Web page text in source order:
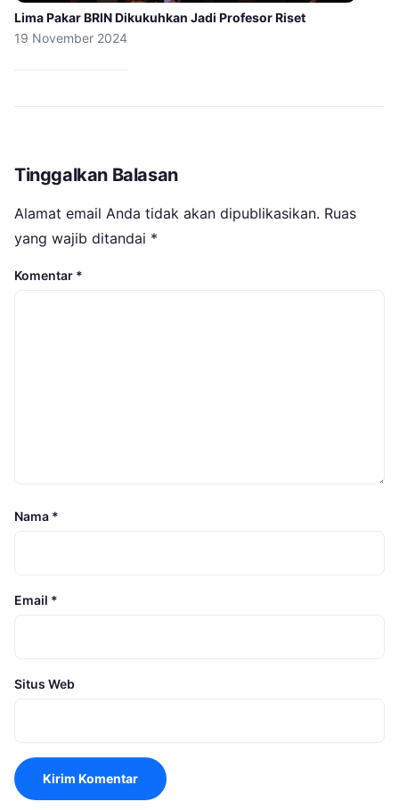
Lima Pakar BRIN Dikukuhkan Jadi Profesor Riset
19 November 2024
Tinggalkan Balasan
Alamat email Anda tidak akan dipublikasikan. Ruas
yang wajib ditandai *
Komentar *
Nama *
Email *
Situs Web